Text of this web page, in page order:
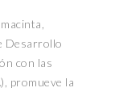
Desarrollo
con las
promueve la